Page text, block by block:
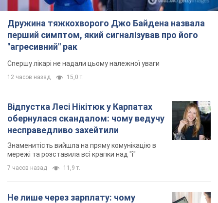
Дружина тяжкохворого Джо Байдена назвала
перший симптом, який сигналізував про його
"агресивний" рак
Спершу лікарі не надали цьому належної уваги
12 часов назад 15,0 т.
Відпустка Лесі Нікітюк у Карпатах
обернулася скандалом: чому ведучу
несправедливо захейтили
Знаменитість вийшла на пряму комунікацію в
мережі та розставила всі крапки над "і"
7 часов назад 11,9 т.
Не лише через зарплату: чому